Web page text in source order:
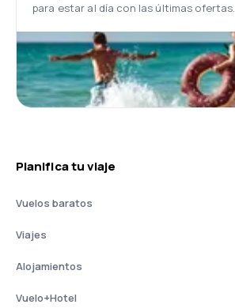
para estar al día con las últimas ofertas.
Planifica tu viaje
Vuelos baratos
Viajes
Alojamientos
Vuelo+Hotel